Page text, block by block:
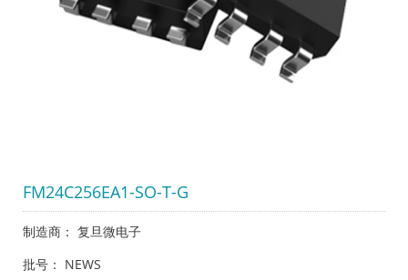
FM24C256EA1-SO-T-G
制造商： 复旦微电子
批号： NEWS